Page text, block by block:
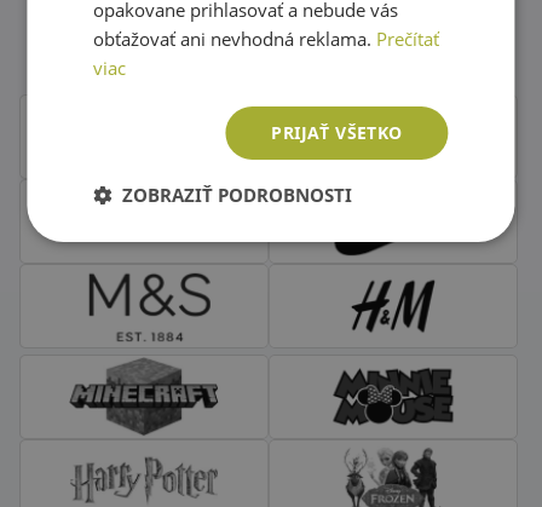
oblečenia
opakovane prihlasovať a nebude vás
obťažovať ani nevhodná reklama. Prečítať
viac
PRIJAŤ VŠETKO
ZOBRAZIŤ PODROBNOSTI